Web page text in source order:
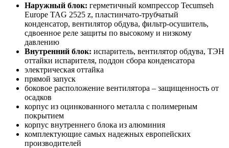
Наружный блок: герметичный компрессор Tecumseh
Europe TAG 2525 z, пластинчато-трубчатый
конденсатор, вентилятор обдува, фильтр-осушитель,
сдвоенное реле защиты по высокому и низкому
давлению
Внутренний блок: испаритель, вентилятор обдува, ТЭН
оттайки испарителя, поддон сбора конденсатора
электрическая оттайка
прямой запуск
боковое расположение вентилятора – защищенность от
осадков
корпус из оцинкованного металла с полимерным
покрытием
корпус внутреннего блока из алюминия
комплектующие самых надежных европейских
производителей